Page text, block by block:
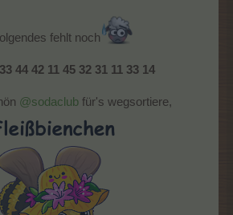
brauche ich noch für hier ?
Bucht! Wähle eine Pflanze und baue
.................
Pflanze an, um den Rest zu spielen!
besondere Belohnung gewinnen?​
fehlt noch
44 42 11 45 32 31 11 33 14
@sodaclub für's wegsortiere,